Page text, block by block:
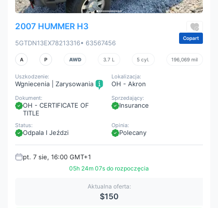
2007 HUMMER H3
5GTDN13EX78213316• 63567456
Copart
A P AWD 3.7 L 5 cyl. 196,069 mil
Uszkodzenie:
Wgniecenia | Zarysowania
Sprzedający:
Insurance
Dokument:
OH - CERTIFICATE OF
TITLE
Lokalizacja:
OH - Akron
Status:
Odpala I Jeździ
Opinia:
Polecany
pt. 7 sie, 16:00 GMT+1
05h 24m 05s do rozpoczęcia
Aktualna oferta:
$150